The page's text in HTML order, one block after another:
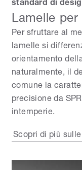
standard di
Lamelle
Per sfruttare al
lamelle si
orientamento
naturalmente, il
comune la
precisione da
intemperie.
Scopri di più